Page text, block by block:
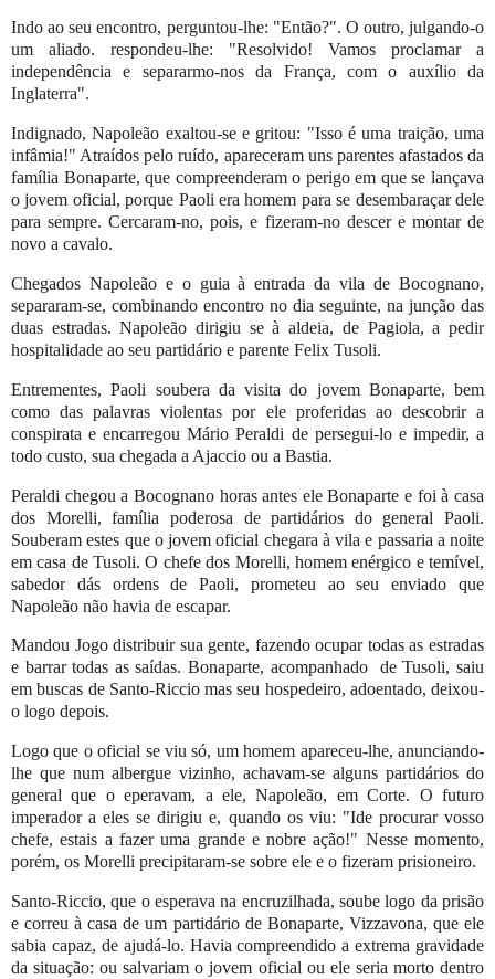
Indo ao seu encontro, perguntou-lhe: "Então?". O outro, julgando-o
um aliado. respondeu-lhe: "Resolvido! Vamos proclamar a
independência e separarmo-nos da França, com o auxílio da
Inglaterra".
Indignado, Napoleão exaltou-se e gritou: "Isso é uma traição, uma
infâmia!" Atraídos pelo ruído, apareceram uns parentes afastados da
família Bonaparte, que compreenderam o perigo em que se lançava
o jovem oficial, porque Paoli era homem para se desembaraçar dele
para sempre. Cercaram-no, pois, e fizeram-no descer e montar de
novo a cavalo.
Chegados Napoleão e o guia à entrada da vila de Bocognano,
separaram-se, combinando encontro no dia seguinte, na junção das
duas estradas. Napoleão dirigiu se à aldeia, de Pagiola, a pedir
hospitalidade ao seu partidário e parente Felix Tusoli.
Entrementes, Paoli soubera da visita do jovem Bonaparte, bem
como das palavras violentas por ele proferidas ao descobrir a
conspirata e encarregou Mário Peraldi de persegui-lo e impedir, a
todo custo, sua chegada a Ajaccio ou a Bastia.
Peraldi chegou a Bocognano horas antes ele Bonaparte e foi à casa
dos Morelli, família poderosa de partidários do general Paoli.
Souberam estes que o jovem oficial chegara à vila e passaria a noite
em casa de Tusoli. O chefe dos Morelli, homem enérgico e temível,
sabedor dás ordens de Paoli, prometeu ao seu enviado que
Napoleão não havia de escapar.
Mandou Jogo distribuir sua gente, fazendo ocupar todas as estradas
e barrar todas as saídas. Bonaparte, acompanhado
de Tusoli, saiu
em buscas de Santo-Riccio mas seu hospedeiro, adoentado, deixou-
o logo depois.
Logo que o oficial se viu só, um homem apareceu-lhe, anunciando-
lhe que num albergue vizinho, achavam-se alguns partidários do
general que o eperavam, a ele, Napoleão, em Corte. O futuro
imperador a eles se dirigiu e, quando os viu: "Ide procurar vosso
chefe, estais a fazer uma grande e nobre ação!" Nesse momento,
porém, os Morelli precipitaram-se sobre ele e o fizeram prisioneiro.
Santo-Riccio, que o esperava na encruzilhada, soube logo da prisão
e correu à casa de um partidário de Bonaparte, Vizzavona, que ele
sabia capaz, de ajudá-lo. Havia compreendido a extrema gravidade
da situação: ou salvariam o jovem oficial ou ele seria morto dentro